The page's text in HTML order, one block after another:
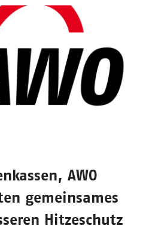
AWO
gemeinsames
Hitzeschutz